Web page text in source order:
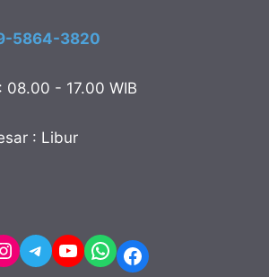
5864-3820
08.00 - 17.00 WIB
: Libur
Telegram
YouTube
WhatsApp
Facebook